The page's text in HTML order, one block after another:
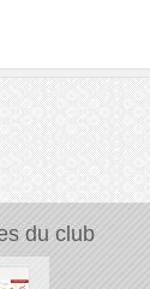
du club